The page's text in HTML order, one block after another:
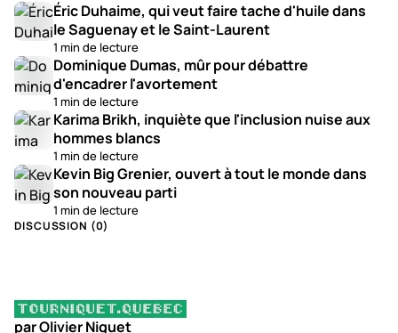
Éric Duhaime, qui veut faire tache d'huile dans
le Saguenay et le Saint-Laurent
1 min de lecture
Dominique Dumas, mûr pour débattre
d'encadrer l'avortement
1 min de lecture
Karima Brikh, inquiète que l'inclusion nuise aux
hommes blancs
1 min de lecture
Kevin Big Grenier, ouvert à tout le monde dans
son nouveau parti
1 min de lecture
DISCUSSION (0)
par Olivier Niquet